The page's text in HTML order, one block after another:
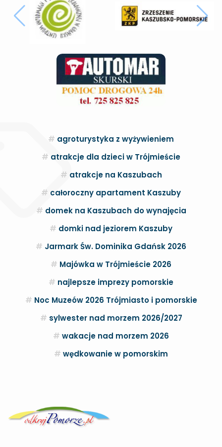
agroturystyka z wyżywieniem
atrakcje dla dzieci w Trójmieście
atrakcje na Kaszubach
całoroczny apartament Kaszuby
domek na Kaszubach do wynajęcia
domki nad jeziorem Kaszuby
Jarmark Św. Dominika Gdańsk 2026
Majówka w Trójmieście 2026
najlepsze imprezy pomorskie
Noc Muzeów 2026 Trójmiasto i pomorskie
sylwester nad morzem 2026/2027
wakacje nad morzem 2026
wędkowanie w pomorskim